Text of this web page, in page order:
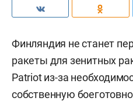
Финляндия не станет
ракеты для зенитных
Patriot из-за
собственную